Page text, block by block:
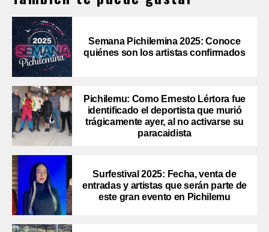
Semana Pichilemina 2025: Conoce
quiénes son los artistas confirmados
Pichilemu: Como Ernesto Lértora fue
identificado el deportista que murió
trágicamente ayer, al no activarse su
paracaidista
Surfestival 2025: Fecha, venta de
entradas y artistas que serán parte de
este gran evento en Pichilemu